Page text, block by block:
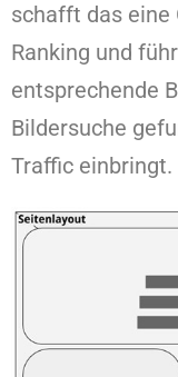
schafft das eine
Ranking und
entsprechende
Bildersuche
Traffic einbringt.